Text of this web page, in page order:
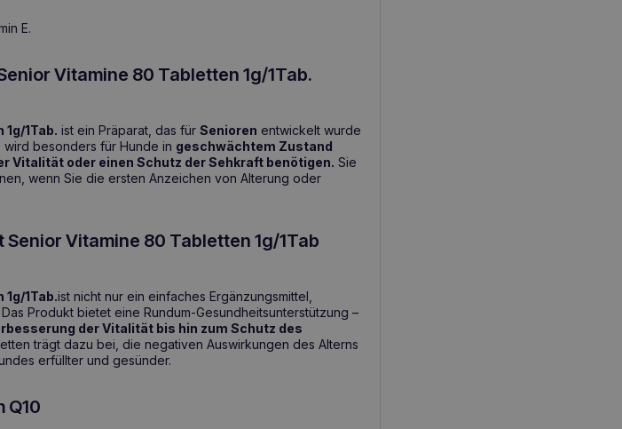
E.
Vitamine 80 Tabletten 1g/1Tab.
1Tab. ist ein Präparat, das für Senioren entwickelt wurde
besonders für Hunde in geschwächtem Zustand
Vitalität oder einen Schutz der Sehkraft benötigen. Sie
wenn Sie die ersten Anzeichen von Alterung oder
Senior Vitamine 80 Tabletten 1g/1Tab
1Tab.ist nicht nur ein einfaches Ergänzungsmittel,
Das Produkt bietet eine Rundum-Gesundheitsunterstützung –
der Vitalität bis hin zum Schutz des
trägt dazu bei, die negativen Auswirkungen des Alterns
erfüllter und gesünder.
Q10